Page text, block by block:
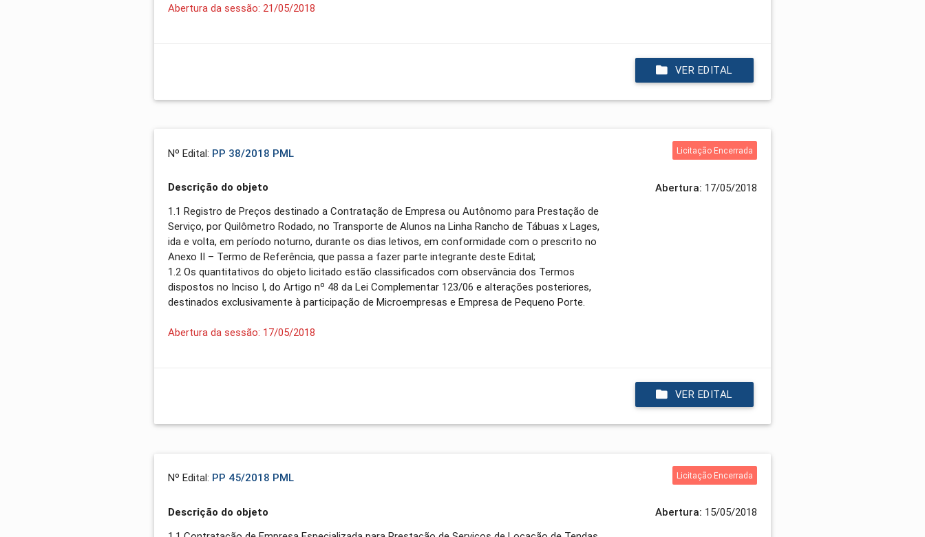
Abertura da sessão: 21/05/2018
VER EDITAL
Nº Edital: PP 38/2018 PML Licitação Encerrada
Descrição do objeto
1.1 Registro de Preços destinado a Contratação de Empresa ou Autônomo para Prestação de
Serviço, por Quilômetro Rodado, no Transporte de Alunos na Linha Rancho de Tábuas x Lages,
ida e volta, em período noturno, durante os dias letivos, em conformidade com o prescrito no
Anexo II – Termo de Referência, que passa a fazer parte integrante deste Edital;
1.2 Os quantitativos do objeto licitado estão classificados com observância dos Termos
dispostos no Inciso I, do Artigo nº 48 da Lei Complementar 123/06 e alterações posteriores,
destinados exclusivamente à participação de Microempresas e Empresa de Pequeno Porte.
Abertura da sessão: 17/05/2018
Abertura: 17/05/2018
VER EDITAL
Nº Edital: PP 45/2018 PML Licitação Encerrada
Descrição do objeto
Abertura: 15/05/2018